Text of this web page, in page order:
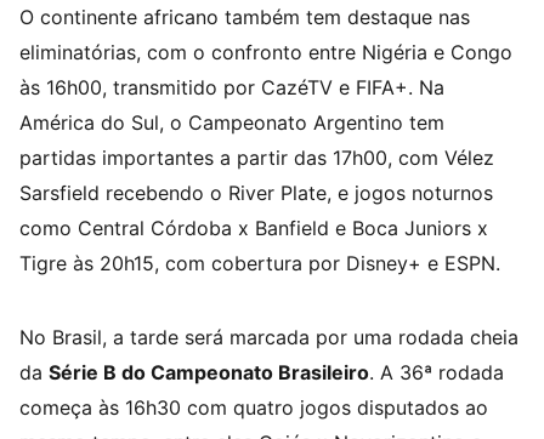
O continente africano também tem destaque nas
eliminatórias, com o confronto entre Nigéria e Congo
às 16h00, transmitido por CazéTV e FIFA+. Na
América do Sul, o Campeonato Argentino tem
partidas importantes a partir das 17h00, com Vélez
Sarsfield recebendo o River Plate, e jogos noturnos
como Central Córdoba x Banfield e Boca Juniors x
Tigre às 20h15, com cobertura por Disney+ e ESPN.
No Brasil, a tarde será marcada por uma rodada cheia
da Série B do Campeonato Brasileiro. A 36ª rodada
começa às 16h30 com quatro jogos disputados ao